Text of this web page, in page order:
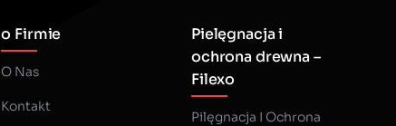
o Firmie
O Nas
Kontakt
Pielęgnacja i
ochrona drewna –
Filexo
Pilęgnacja I Ochrona